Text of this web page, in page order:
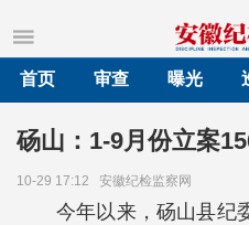
首页
审查 曝光
砀山：1-9月份立案
10-29 17:12 安徽纪检监察网
今年以来，砀山县纪